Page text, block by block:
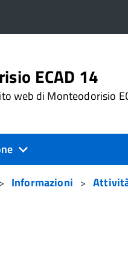
ECAD 14
web di Monteodorisio
Informazioni